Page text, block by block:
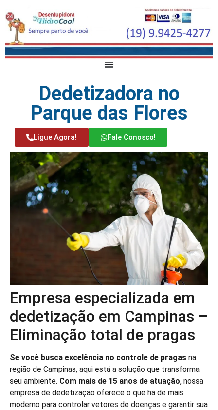
Dedetizadora no
Parque das Flores
Ligue Agora! Fale Conosco!
Empresa especializada em
dedetização em Campinas –
Eliminação total de pragas
Se você busca excelência no controle de pragas na
região de Campinas, aqui está a solução que transforma
seu ambiente. Com mais de 15 anos de atuação, nossa
empresa de dedetização oferece o que há de mais
moderno para controlar vetores de doenças e garantir sua